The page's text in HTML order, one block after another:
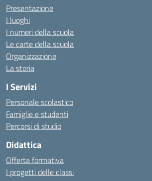
Presentazione
I luoghi
I numeri della scuola
Le carte della scuola
Organizzazione
La storia
I Servizi
Personale scolastico
Famiglie e studenti
Percorsi di studio
Didattica
Offerta formativa
I progetti delle classi